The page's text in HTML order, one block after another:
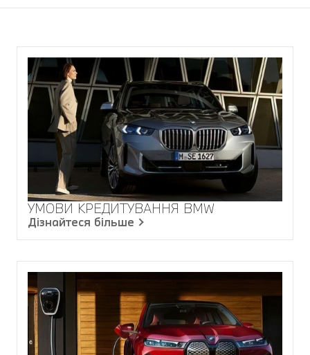
УМОВИ КРЕДИТУВАННЯ BMW
Дізнайтеся більше